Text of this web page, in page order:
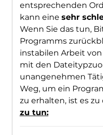
entsprechenden
kann eine sehr
Wenn Sie das tun,
Programms
instabilen Arbeit
mit den
unangenehmen
Weg, um ein
zu erhalten, ist es
zu tun: